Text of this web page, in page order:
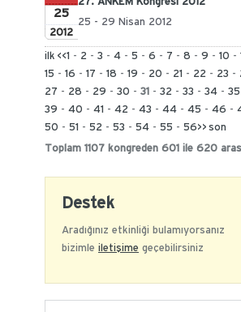
25
2012
25 - 29 Nisan 2012
ilk <<1 - 2 - 3 - 4 - 5 - 6 - 7 - 8 - 9 - 10 -
15 - 16 - 17 - 18 - 19 - 20 - 21 - 22 - 23 -
27 - 28 - 29 - 30 - 31 - 32 - 33 - 34 - 35
39 - 40 - 41 - 42 - 43 - 44 - 45 - 46 -
50 - 51 - 52 - 53 - 54 - 55 - 56>> son
Toplam 1107 kongreden 601 ile 620
Destek
Aradığınız etkinliği bulamıyorsanız
bizimle iletişime geçebilirsiniz